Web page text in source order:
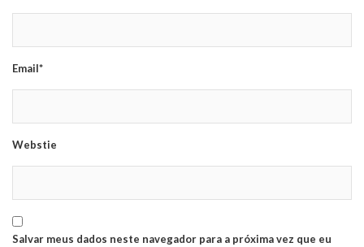
Email*
Webstie
Salvar meus dados neste navegador para a próxima vez que eu